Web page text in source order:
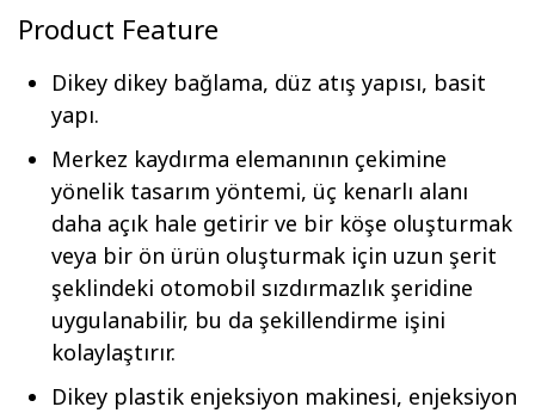
Product Feature
Dikey dikey bağlama, düz atış yapısı, basit
yapı.
Merkez kaydırma elemanının çekimine
yönelik tasarım yöntemi, üç kenarlı alanı
daha açık hale getirir ve bir köşe oluşturmak
veya bir ön ürün oluşturmak için uzun şerit
şeklindeki otomobil sızdırmazlık şeridine
uygulanabilir, bu da şekillendirme işini
kolaylaştırır.
Dikey plastik enjeksiyon makinesi, enjeksiyon